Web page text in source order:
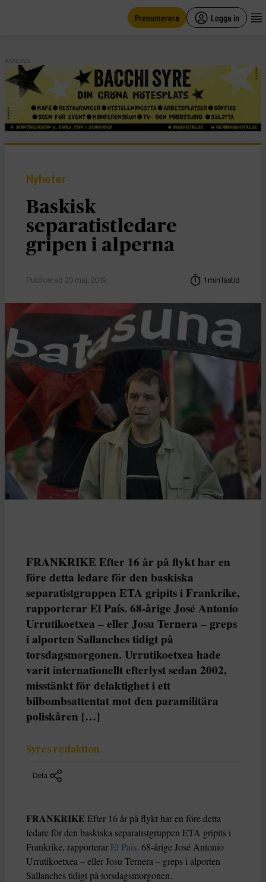
Prenumerera Logga in
ANNONS
Nyheter
Baskisk
separatistledare
gripen i alperna
Publicerad 20 maj, 2019 1 min lästid
FRANKRIKE Efter 16 år på flykt har en
före detta ledare för den baskiska
separatistgruppen ETA gripits i Frankrike,
rapporterar El País. 68-årige José Antonio
Urrutikoetxea – eller Josu Ternera – greps
i alporten Sallanches tidigt på
torsdagsmorgonen. Urrutikoetxea hade
varit internationellt efterlyst sedan 2002,
misstänkt för delaktighet i ett
bilbombsattentat mot den paramilitära
poliskåren […]
Syres redaktion
Dela
FRANKRIKE Efter 16 år på flykt har en före detta
ledare för den baskiska separatistgruppen ETA gripits i
Frankrike, rapporterar El País. 68-årige José Antonio
Urrutikoetxea – eller Josu Ternera – greps i alporten
Sallanches tidigt på torsdagsmorgonen.